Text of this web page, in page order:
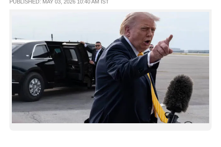
SPIRITUAL
INFO+
ART
PUBLISHED: MAY 03, 2026 10:40 AM IST